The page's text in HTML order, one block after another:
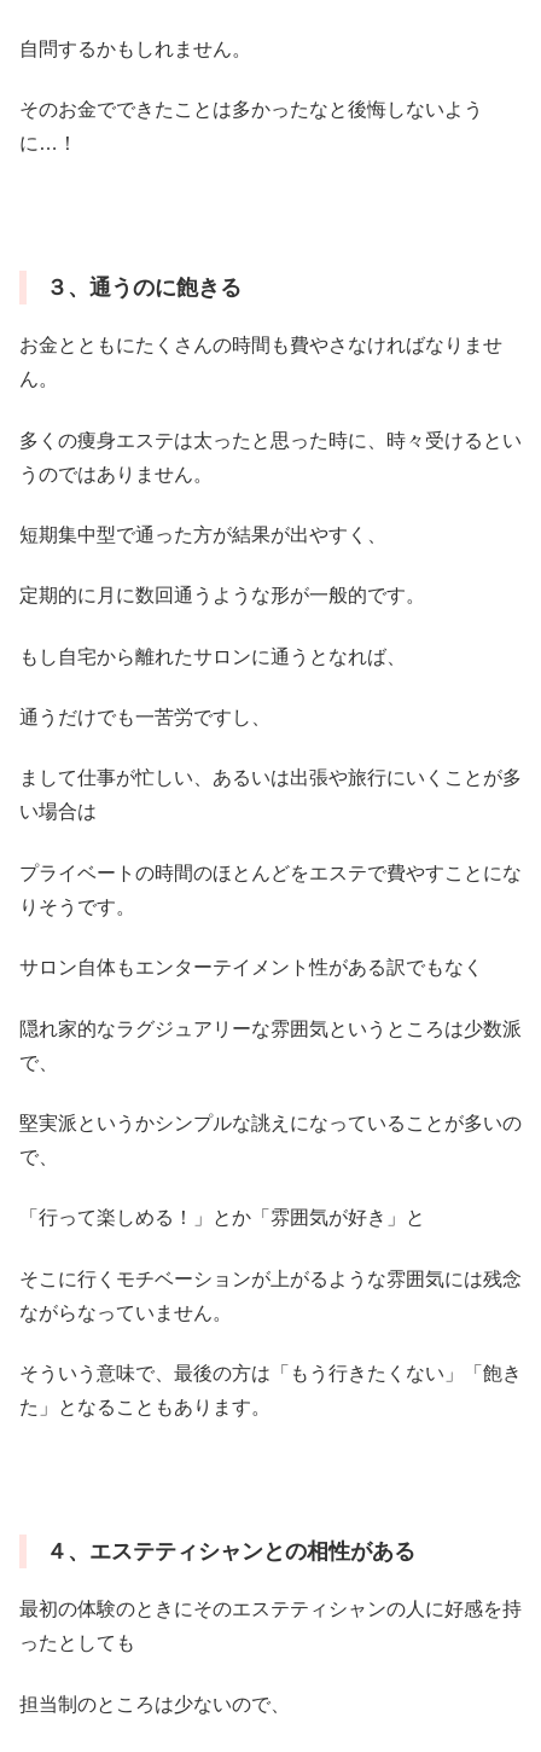
自問するかもしれません。
そのお金でできたことは多かったなと後悔しないよう
に…！
３、通うのに飽きる
お金とともにたくさんの時間も費やさなければなりませ
ん。
多くの痩身エステは太ったと思った時に、時々受けるとい
うのではありません。
短期集中型で通った方が結果が出やすく、
定期的に月に数回通うような形が一般的です。
もし自宅から離れたサロンに通うとなれば、
通うだけでも一苦労ですし、
まして仕事が忙しい、あるいは出張や旅行にいくことが多
い場合は
プライベートの時間のほとんどをエステで費やすことにな
りそうです。
サロン自体もエンターテイメント性がある訳でもなく
隠れ家的なラグジュアリーな雰囲気というところは少数派
で、
堅実派というかシンプルな誂えになっていることが多いの
で、
「行って楽しめる！」とか「雰囲気が好き」と
そこに行くモチベーションが上がるような雰囲気には残念
ながらなっていません。
そういう意味で、最後の方は「もう行きたくない」「飽き
た」となることもあります。
４、エステティシャンとの相性がある
最初の体験のときにそのエステティシャンの人に好感を持
ったとしても
担当制のところは少ないので、